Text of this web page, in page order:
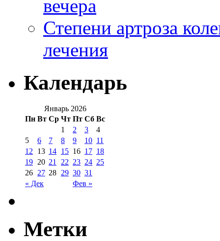
вечера
Степени артроза
лечения
Календарь
Январь 2026
Пн Вт Ср Чт Пт Сб Вс
« Дек Фев »
1 2 3
4
5
6 7 8 9 10 11
12
13 14 15 16 17 18
19 20 21 22 23 24 25
26 27 28 29 30 31
Метки